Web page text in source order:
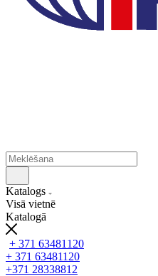
Katalogs
Visā vietnē
Katalogā
+ 371 63481120
+ 371 63481120
+371 28338812